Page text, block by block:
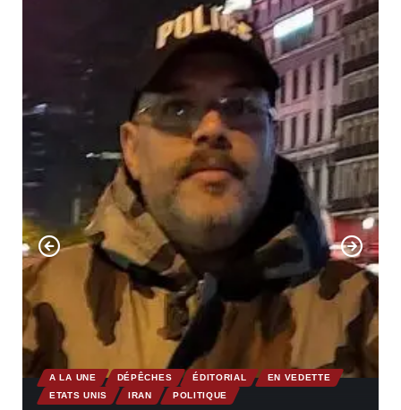
A LA UNE DÉPÊCHES ÉDITORIAL
EN VEDETTE
ETATS UNIS
IRAN POLITIQUE